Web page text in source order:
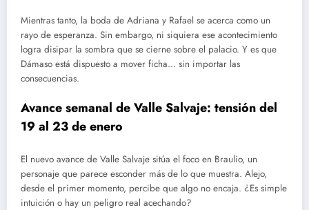
Mientras tanto, la boda de Adriana y Rafael se acerca como un
rayo de esperanza. Sin embargo, ni siquiera ese acontecimiento
logra disipar la sombra que se cierne sobre el palacio. Y es que
Dámaso está dispuesto a mover ficha… sin importar las
consecuencias.
Avance semanal de Valle Salvaje: tensión del
19 al 23 de enero
El nuevo avance de Valle Salvaje sitúa el foco en Braulio, un
personaje que parece esconder más de lo que muestra. Alejo,
desde el primer momento, percibe que algo no encaja. ¿Es simple
intuición o hay un peligro real acechando?